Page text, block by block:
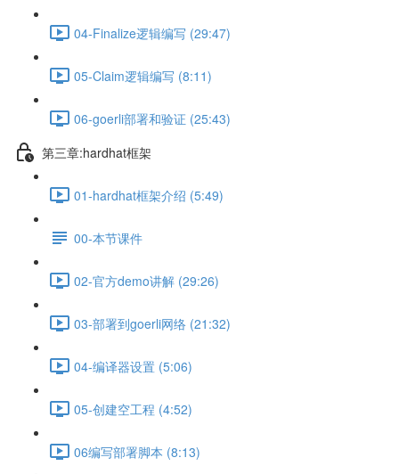
04-Finalize逻辑编写 (29:47)
05-Claim逻辑编写 (8:11)
06-goerli部署和验证 (25:43)
第三章:hardhat框架
01-hardhat框架介绍 (5:49)
00-本节课件
02-官方demo讲解 (29:26)
03-部署到goerli网络 (21:32)
04-编译器设置 (5:06)
05-创建空工程 (4:52)
06编写部署脚本 (8:13)